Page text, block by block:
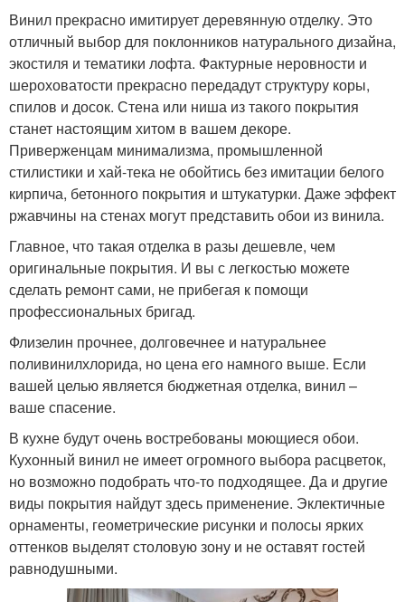
Винил прекрасно имитирует деревянную отделку. Это
отличный выбор для поклонников натурального дизайна,
экостиля и тематики лофта. Фактурные неровности и
шероховатости прекрасно передадут структуру коры,
спилов и досок. Стена или ниша из такого покрытия
станет настоящим хитом в вашем декоре.
Приверженцам минимализма, промышленной
стилистики и хай-тека не обойтись без имитации белого
кирпича, бетонного покрытия и штукатурки. Даже эффект
ржавчины на стенах могут представить обои из винила.
Главное, что такая отделка в разы дешевле, чем
оригинальные покрытия. И вы с легкостью можете
сделать ремонт сами, не прибегая к помощи
профессиональных бригад.
Флизелин прочнее, долговечнее и натуральнее
поливинилхлорида, но цена его намного выше. Если
вашей целью является бюджетная отделка, винил –
ваше спасение.
В кухне будут очень востребованы моющиеся обои.
Кухонный винил не имеет огромного выбора расцветок,
но возможно подобрать что-то подходящее. Да и другие
виды покрытия найдут здесь применение. Эклектичные
орнаменты, геометрические рисунки и полосы ярких
оттенков выделят столовую зону и не оставят гостей
равнодушными.